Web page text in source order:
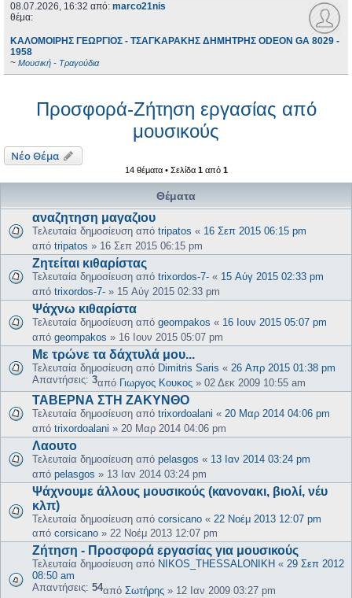
08.07.2026, 16:32 από: marco21nis
θέμα:
ΚΑΛΟΜΟΙΡΗΣ ΓΕΩΡΓΙΟΣ - ΤΣΑΓΚΑΡΑΚΗΣ ΔΗΜΗΤΡΗΣ ODEON GA 8029 -
1958
~ Μουσική - Τραγούδια
Προσφορά-Ζήτηση εργασίας από
μουσικούς
Νέο Θέμα
14 θέματα • Σελίδα 1από 1
Θέματα
αναζητηση μαγαζιου
Τελευταία δημοσίευση από tripatos « 16 Σεπ 2015 06:15 pm
από tripatos » 16 Σεπ 2015 06:15 pm
Ζητείται κιθαρίστας
Τελευταία δημοσίευση από trixordos-7- « 15 Αύγ 2015 02:33 pm
από trixordos-7- » 15 Αύγ 2015 02:33 pm
Ψάχνω κιθαρίστα
Τελευταία δημοσίευση από geompakos « 16 Ιουν 2015 05:07 pm
από geompakos » 16 Ιουν 2015 05:07 pm
Με τρώνε τα δάχτυλά μου...
Τελευταία δημοσίευση από Dimitris Saris « 26 Απρ 2015 01:38 pm
Απαντήσεις: 3από Γιωργος Κουκος » 02 Δεκ 2009 10:55 am
ΤΑΒΕΡΝΑ ΣΤΗ ΖΑΚΥΝΘΟ
Τελευταία δημοσίευση από trixordoalani « 20 Μαρ 2014 04:06 pm
από trixordoalani » 20 Μαρ 2014 04:06 pm
Λαουτο
Τελευταία δημοσίευση από pelasgos « 13 Ιαν 2014 03:24 pm
από pelasgos » 13 Ιαν 2014 03:24 pm
Ψάχνουμε άλλους μουσικούς (κανονακι, βιολί, νέυ
κλπ)
Τελευταία δημοσίευση από corsicano « 22 Νοέμ 2013 12:07 pm
από corsicano » 22 Νοέμ 2013 12:07 pm
Ζήτηση - Προσφορά εργασίας για μουσικούς
Τελευταία δημοσίευση από NIKOS_THESSALONIKH « 29 Σεπ 2012
08:50 am
Απαντήσεις: 54από Σωτήρης » 12 Ιαν 2009 03:27 pm